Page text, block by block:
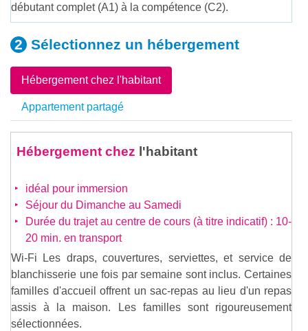
débutant complet (A1) à la compétence (C2).
Sélectionnez un hébergement
Hébergement chez l'habitant
Appartement partagé
Hébergement chez l'habitant
idéal pour immersion
Séjour du Dimanche au Samedi
Durée du trajet au centre de cours (à titre indicatif) : 10-
20 min. en transport
Wi-Fi Les draps, couvertures, serviettes, et service de
blanchisserie une fois par semaine sont inclus. Certaines
familles d'accueil offrent un sac-repas au lieu d'un repas
assis à la maison. Les familles sont rigoureusement
sélectionnées.